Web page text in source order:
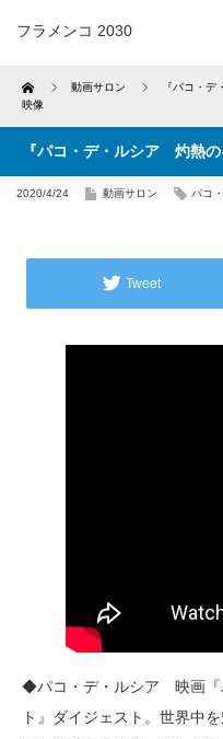
フラメンコ 2030
Home 動画サロン
『パコ・
映像
『パコ・デ・ルシア 灼熱
2020/4/24 動画サロン パコ
Tweet
◆パコ・デ・ルシア 映画『
ト』ダイジェスト。世界中